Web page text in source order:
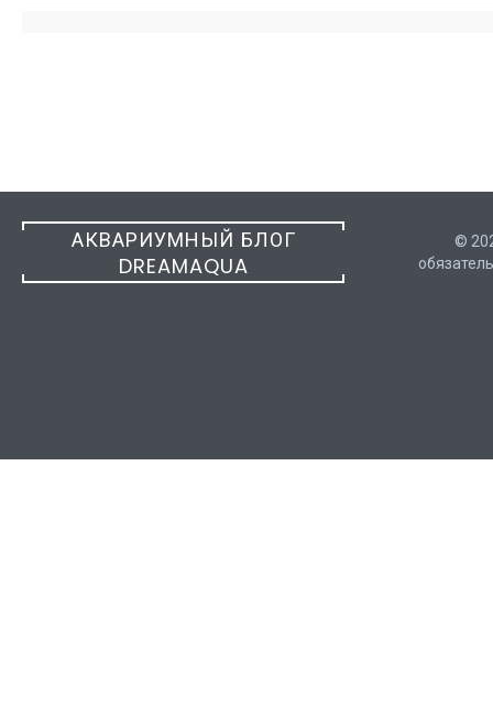
АКВАРИУМНЫЙ БЛОГ
DREAMAQUA
©